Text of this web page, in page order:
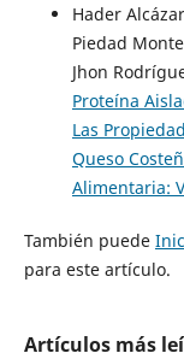
Hader
Piedad
Jhon
Proteína
Las
Queso
Alimentaria:
También puede
para este artículo.
Artículos más